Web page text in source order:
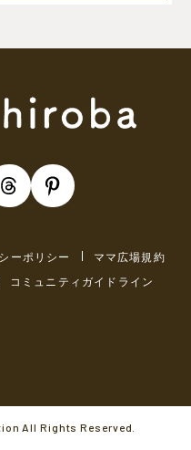
ーポリシー
ママ広場規約
コミュニティガイドライン
All Rights Reserved.